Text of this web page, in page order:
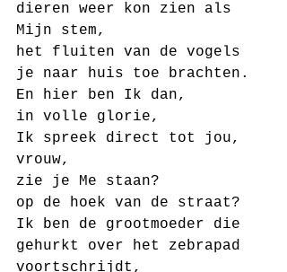
dieren weer kon zien als
Mijn stem,
het fluiten van de vogels
je naar huis toe brachten.
En hier ben Ik dan,
in volle glorie,
Ik spreek direct tot jou,
vrouw,
zie je Me staan?
op de hoek van de straat?
Ik ben de grootmoeder die
gehurkt over het zebrapad
voortschrijdt,